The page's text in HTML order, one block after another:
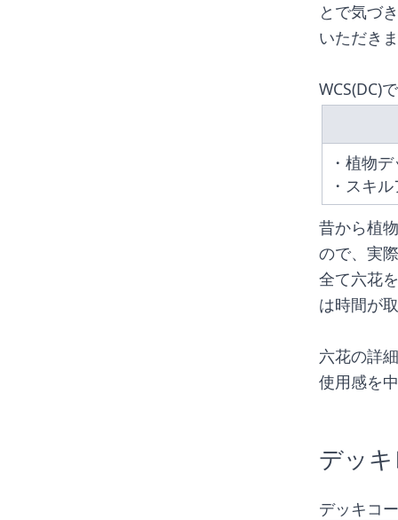
とで気づ
いただき
WCS(DC)
・植物
・スキ
昔から植
ので、実
全て六花
は時間が
六花の詳
使用感を
デッ
デッキコ